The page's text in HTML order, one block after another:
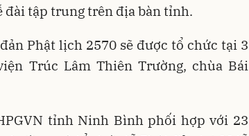
đài tập trung trên địa bàn tỉnh.
Phật lịch 2570 sẽ được tổ chức tại 3
Trúc Lâm Thiên Trường, chùa Bái
tỉnh Ninh Bình phối hợp với 23